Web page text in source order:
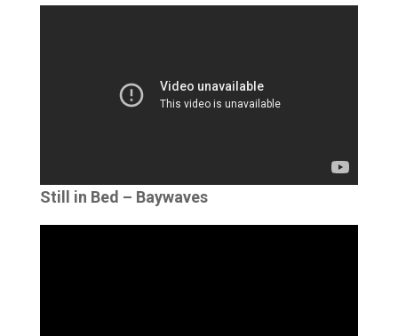
Still in Bed – Baywaves